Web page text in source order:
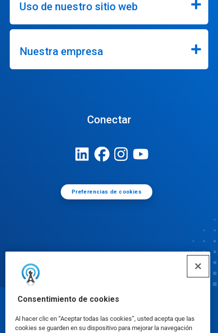
Consentimiento de cookies
Al hacer clic en “Aceptar todas las cookies”, usted acepta que las
cookies se guarden en su dispositivo para mejorar la navegación
Uso de nuestro sitio web
Nuestra empresa
Conectar
Preferencias de cookies